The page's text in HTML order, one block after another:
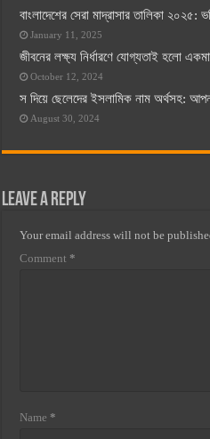
বাংলাদেশের সেরা মাদ্রাসার তালিকা ২০২৫:
January 11, 2025
জীবনের লক্ষ্য নির্ধারণে যোগ্যতাই হলো
October 12, 2024
স দিয়ে ছেলেদের ইসলামিক নাম অর্থসহ:
August 30, 2024
Leave a Reply
Your email address will not be
Comment *
Name *